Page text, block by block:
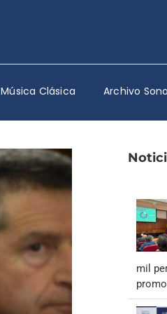
Música Clásica Archivo
mil